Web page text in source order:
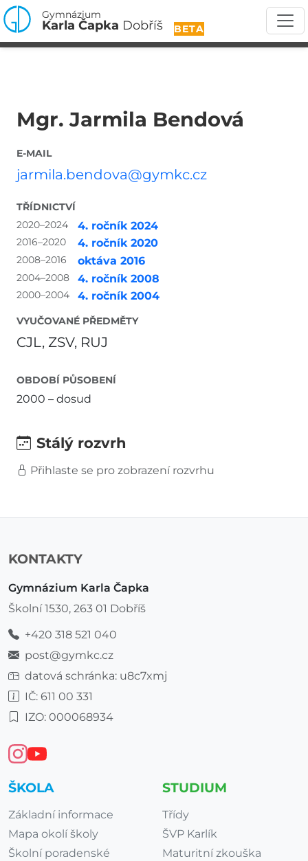
Gymnázium
BETA
Karla Čapka Dobříš
Mgr. Jarmila Bendová
E-MAIL
jarmila.bendova@gymkc.cz
TŘÍDNICTVÍ
2020–2024
4. ročník 2024
2016–2020 4. ročník 2020
2008–2016 oktáva 2016
2004–2008 4. ročník 2008
2000–2004 4. ročník 2004
VYUČOVANÉ PŘEDMĚTY
CJL, ZSV, RUJ
OBDOBÍ PŮSOBENÍ
2000 – dosud
Stálý rozvrh
Přihlaste se pro zobrazení rozvrhu
KONTAKTY
Gymnázium Karla Čapka
Školní 1530, 263 01 Dobříš
+420 318 521 040
post@gymkc.cz
datová schránka: u8c7xmj
IČ: 611 00 331
IZO: 000068934
ŠKOLA
Základní informace
Mapa okolí školy
Školní poradenské
STUDIUM
Třídy
ŠVP Karlík
Maturitní zkouška